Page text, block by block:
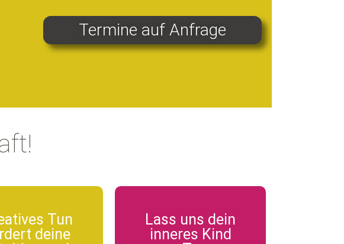
Termine auf Anfrage
Tun
deine
Lass uns dein
inneres Kind